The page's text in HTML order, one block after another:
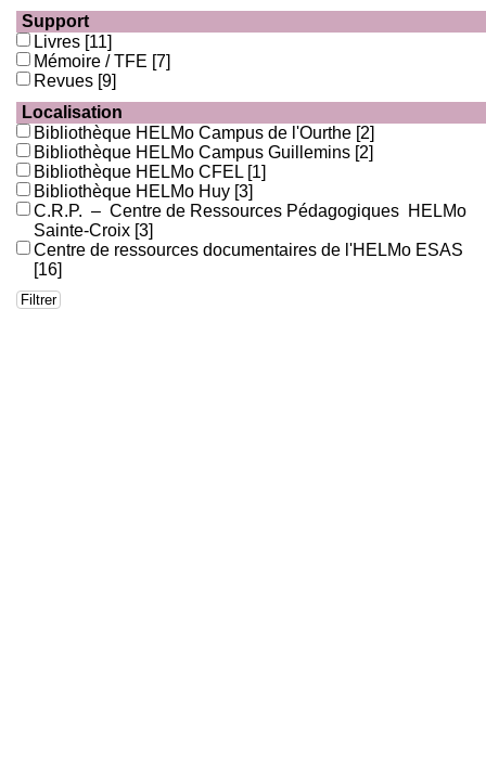
Support
Livres [11]
Mémoire / TFE [7]
Revues [9]
Localisation
Bibliothèque HELMo Campus de l'Ourthe [2]
Bibliothèque HELMo Campus Guillemins [2]
Bibliothèque HELMo CFEL [1]
Bibliothèque HELMo Huy [3]
C.R.P. – Centre de Ressources Pédagogiques HELMo
Sainte-Croix [3]
Centre de ressources documentaires de l'HELMo ESAS
[16]